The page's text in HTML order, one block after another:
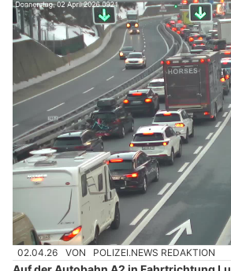
02.04.26 VON POLIZEI.NEWS REDAKTION